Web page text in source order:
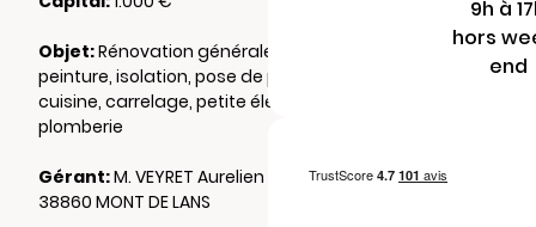
Objet:Rénovation générale, plâtrerie,
peinture, isolation, pose de parquet et
cuisine, carrelage, petite électricité et petite
plomberie
Gérant:M. VEYRET Aurelien 103 imp des cros
38860 MONT DE LANS
9h à
hors
end